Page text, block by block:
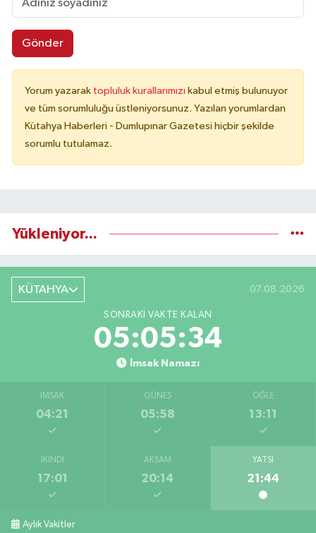
Gönder
Yorum yazarak topluluk kurallarımızı kabul etmiş bulunuyor
ve tüm sorumluluğu üstleniyorsunuz. Yazılan yorumlardan
Kütahya Haberleri - Dumlupınar Gazetesi hiçbir şekilde
sorumlu tutulamaz.
Yükleniyor...
KÜTAHYA 07.08.2026
SONRAKI VAKTE KALAN
05:05:33
İmsak Namazı
İMSAK
04:21
GÜNEŞ
05:58
ÖĞLE
13:11
İKINDI
17:01
AKŞAM
20:14
YATSI
21:44
Aylık Vakitler